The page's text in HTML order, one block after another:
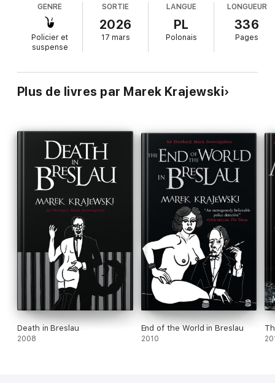
Minotaur śledzi każdy ruch policjantów, manipuluje nimi, by w
końcu doprowadzić Popielskiego niemal na skraj załamania.
Czy Mock zdoła pomóc przyjacielowi? Jak daleko się posunie w
obronie sprawiedliwości?
GENRE
Policier et
suspense
SORTIE
2026
17 mars
LANGUE
PL
Polonais
LONGUEUR
336
Pages
Plus de livres par Marek Krajewski
Death in Breslau
2008
End of the World in Breslau
2010